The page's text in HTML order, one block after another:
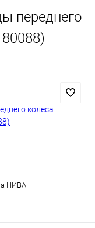
переднего
НИВА